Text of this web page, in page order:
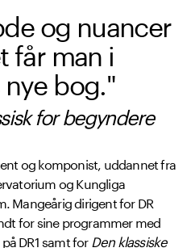
og nuancer
får man i
bog."
for begyndere
og komponist, uddannet fra
og Kungliga
Mangeårig dirigent for DR
for sine programmer med
DR1 samt for Den klassiske